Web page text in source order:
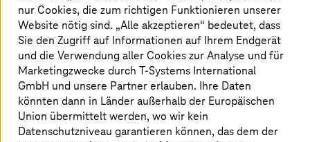
SAP-Systeme, sondern treibt auch Lizenz- und
Infrastrukturkosten in die Höhe.
Hier finden Sie Antworten auf aktuelle
Herausforderungen mit SAP:
nur Cookies, die zum richtigen Funktionieren unserer
Website nötig sind. „Alle akzeptieren“ bedeutet, dass
Sie den Zugriff auf Informationen auf Ihrem Endgerät
und die Verwendung aller Cookies zur Analyse und für
Marketingzwecke durchT-Systems International
GmbH und unsere Partner erlauben. Ihre Daten
könnten dann in Länder außerhalb der Europäischen
Union übermittelt werden, wo wir kein
Datenschutzniveau garantieren können, das dem der